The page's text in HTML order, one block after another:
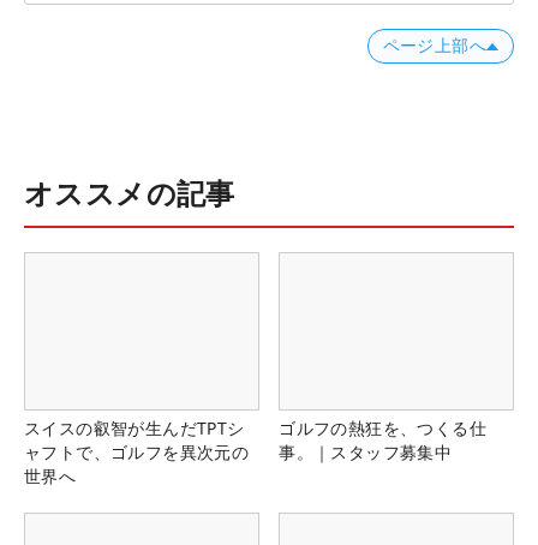
ページ上部へ
オススメの記事
スイスの叡智が生んだTPTシ
ャフトで、ゴルフを異次元の
世界へ
ゴルフの熱狂を、つくる仕
事。｜スタッフ募集中